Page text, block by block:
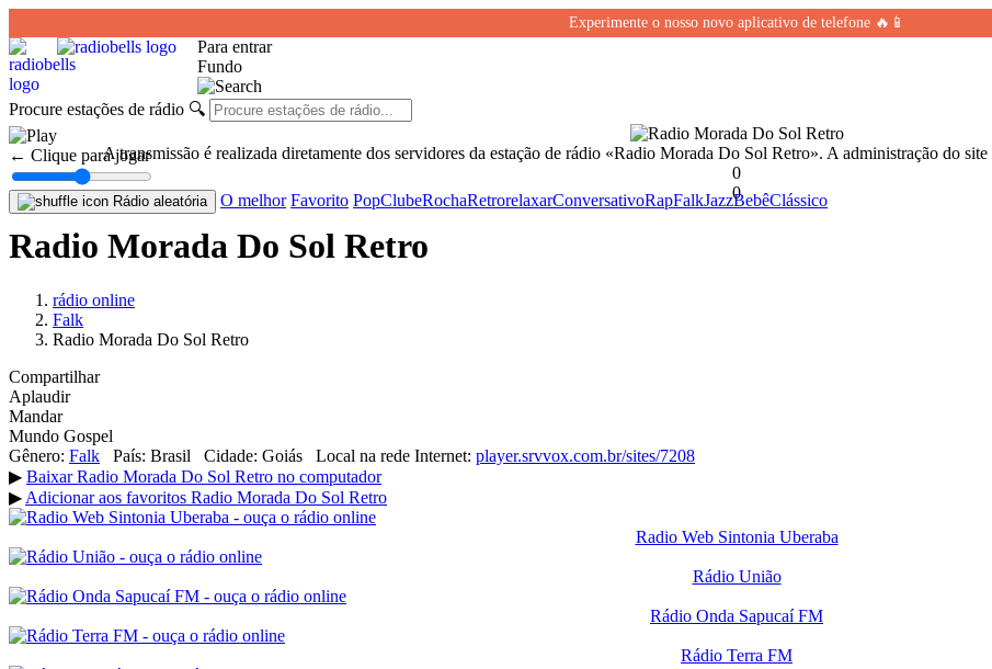
Experimente o nosso novo aplicativo de telefone 🔥📱
Para entrar
Fundo
Procure estações de rádio 🔍
← Clique para jogar
Rádio aleatória O melhor Favorito PopClubeRochaRetrorelaxarConversativoRapFalkJazzBebêClássico
A transmissão é realizada diretamente dos servidores da estação de rádio «Radio Morada Do Sol Retro». A administração do
0
0
Radio Morada Do Sol Retro
rádio online
Falk
Radio Morada Do Sol Retro
Compartilhar
Aplaudir
Mandar
Mundo Gospel
Gênero: Falk País: Brasil Cidade: Goiás Local na rede Internet: player.srvvox.com.br/sites/7208
▶ Baixar Radio Morada Do Sol Retro no computador
▶ Adicionar aos favoritos Radio Morada Do Sol Retro
Radio Web Sintonia Uberaba
Rádio União
Rádio Onda Sapucaí FM
Rádio Terra FM